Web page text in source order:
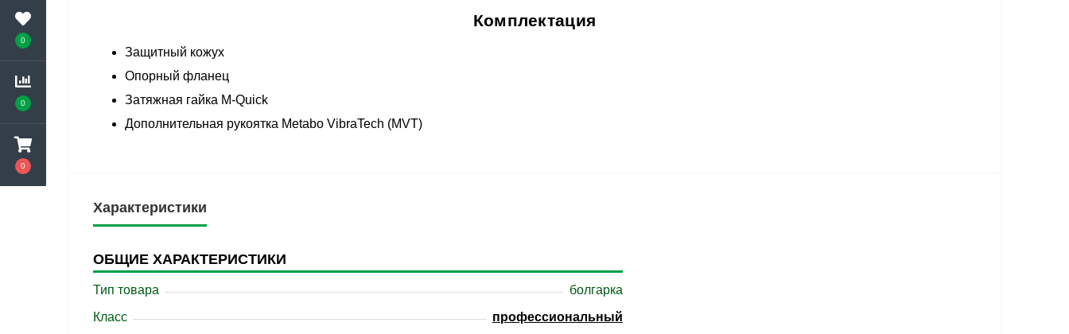
0
0
0
Комплектация
Защитный кожух
Опорный фланец
Затяжная гайка M-Quick
Дополнительная рукоятка Metabo VibraTech (MVT)
Характеристики
ОБЩИЕ ХАРАКТЕРИСТИКИ
Тип товара
болгарка
Класс
профессиональный